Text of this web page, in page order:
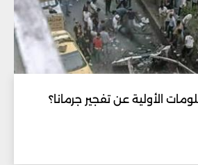
الأولية عن تفجير جرمانا؟